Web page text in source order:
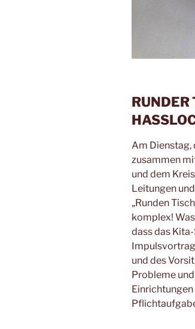
RUNDER
Am Dienstag,
zusammen
und dem
Leitungen
„Runden
komplex!
dass das
und des
Probleme